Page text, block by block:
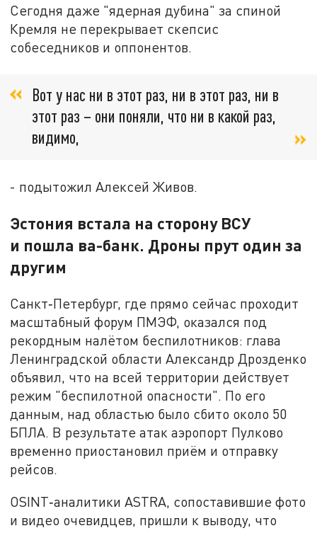
Сегодня даже "ядерная дубина" за спиной
Кремля не перекрывает скепсис
собеседников и оппонентов.
Вот у нас ни в этот раз, ни в этот раз, ни в
этот раз – они поняли, что ни в какой раз,
видимо,
- подытожил Алексей Живов.
Эстония встала на сторону ВСУ
и пошла ва-банк. Дроны прут один за
другим
Санкт‑Петербург, где прямо сейчас проходит
масштабный форум ПМЭФ, оказался под
рекордным налётом беспилотников: глава
Ленинградской области Александр Дрозденко
объявил, что на всей территории действует
режим "беспилотной опасности". По его
данным, над областью было сбито около 50
БПЛА. В результате атак аэропорт Пулково
временно приостановил приём и отправку
рейсов.
OSINT‑аналитики ASTRA, сопоставившие фото
и видео очевидцев, пришли к выводу, что